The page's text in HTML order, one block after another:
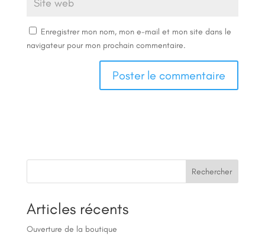
Enregistrer mon nom, mon e-mail et mon site dans le
navigateur pour mon prochain commentaire.
Rechercher
Articles récents
Ouverture de la boutique